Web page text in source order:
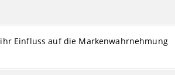
Einfluss auf die Markenwahrnehmung